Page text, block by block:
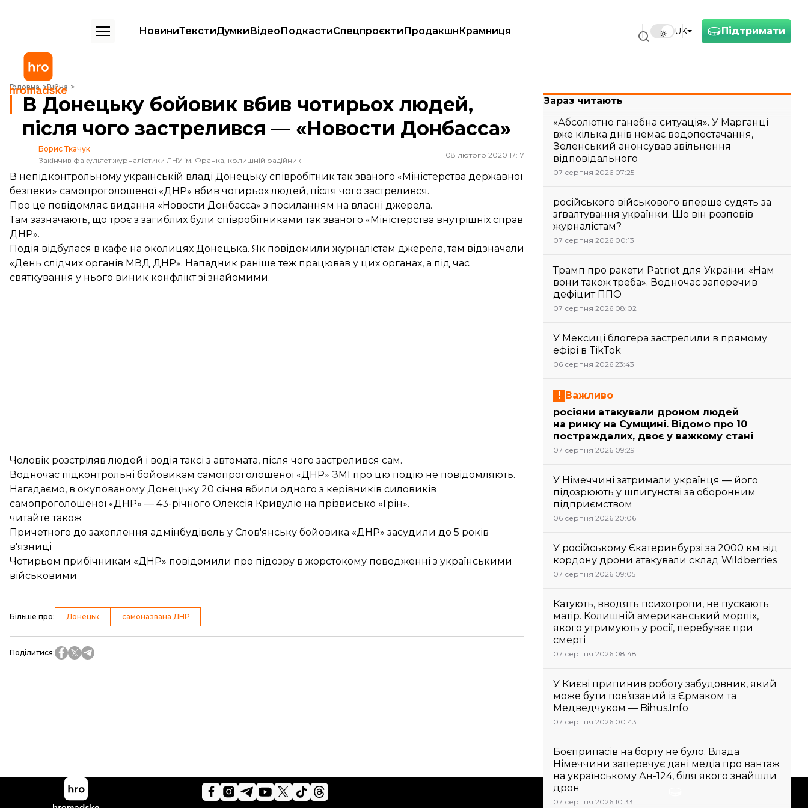
Підтримати
UK
НовиниТекстиДумкиВідеоПодкастиСпецпроєктиПродакшнКрамниця
Головна Війна
В Донецьку бойовик вбив чотирьох людей, після чого застрелився — «Новости Донбасса»
В Донецьку бойовик вбив чотирьох людей,
після чого застрелився — «Новости Донбасса»
Борис Ткачук
Закінчив факультет журналістики ЛНУ ім. Франка, колишній радійник
08 лютого 2020 17:17
В непідконтрольному українській владі Донецьку співробітник так званого «Міністерства державної
безпеки» самопроголошеної «ДНР» вбив чотирьох людей, після чого застрелився.
Про це повідомляє видання «Новости Донбасса» з посиланням на власні джерела.
Там зазначають, що троє з загиблих були співробітниками так званого «Міністерства внутрішніх справ
ДНР».
Подія відбулася в кафе на околицях Донецька. Як повідомили журналістам джерела, там відзначали
«День слідчих органів МВД ДНР». Нападник раніше теж працював у цих органах, а під час
святкування у нього виник конфлікт зі знайомими.
Чоловік розстріляв людей і водія таксі з автомата, після чого застрелився сам.
Водночас підконтрольні бойовикам самопроголошеної «ДНР» ЗМІ про цю подію не повідомляють.
Нагадаємо, в окупованому Донецьку 20 січня вбили одного з керівників силовиків
самопроголошеної «ДНР» — 43-річного Олексія Кривулю на прізвисько «Грін».
читайте також
Причетного до захоплення адмінбудівель у Слов'янську бойовика «ДНР» засудили до 5 років
в'язниці
Чотирьом прибічникам «ДНР» повідомили про підозру в жорстокому поводженні з українськими
військовими
Більше про: Донецьк самоназвана ДНР
Поділитися:
Зараз читають
«Абсолютно ганебна ситуація». У Марганці
вже кілька днів немає водопостачання,
Зеленський анонсував звільнення
відповідального
07 серпня 2026 07:25
російського військового вперше судять за
зґвалтування українки. Що він розповів
журналістам?
07 серпня 2026 00:13
Трамп про ракети Patriot для України: «Нам
вони також треба». Водночас заперечив
дефіцит ППО
07 серпня 2026 08:02
У Мексиці блогера застрелили в прямому
ефірі в TikTok
06 серпня 2026 23:43
Важливо
росіяни атакували дроном людей
на ринку на Сумщині. Відомо про 10
постраждалих, двоє у важкому стані
07 серпня 2026 09:29
У Німеччині затримали українця — його
підозрюють у шпигунстві за оборонним
підприємством
06 серпня 2026 20:06
У російському Єкатеринбурзі за 2000 км від
кордону дрони атакували склад Wildberries
07 серпня 2026 09:05
Катують, вводять психотропи, не пускають
матір. Колишній американський морпіх,
якого утримують у росії, перебуває при
смерті
07 серпня 2026 08:48
У Києві припинив роботу забудовник, який
може бути пов’язаний із Єрмаком та
Медведчуком — Bihus.Info
07 серпня 2026 00:43
Боєприпасів на борту не було. Влада
Німеччини заперечує дані медіа про вантаж
на українському Ан-124, біля якого знайшли
дрон
07 серпня 2026 10:33